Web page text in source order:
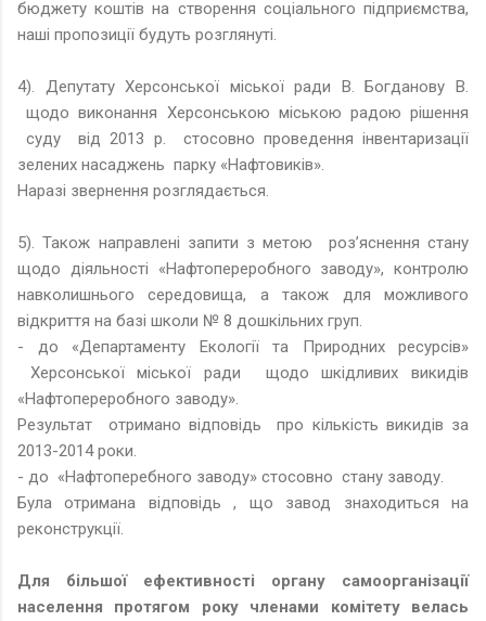
бюджету коштів на створення соціального підприємства,
наші пропозиції будуть розглянуті.
4). Депутату Херсонської міської ради В. Богданову В.
щодо виконання Херсонською міською радою рішення
суду від 2013 р. стосовно проведення інвентаризації
зелених насаджень парку «Нафтовиків».
Наразі звернення розглядається.
5). Також направлені запити з метою роз’яснення стану
щодо діяльності «Нафтопереробного заводу», контролю
навколишнього середовища, а також для можливого
відкриття на базі школи № 8 дошкільних груп.
- до «Департаменту Екології та Природних ресурсів»
Херсонської міської ради щодо шкідливих викидів
«Нафтопереробного заводу».
Результат отримано відповідь про кількість викидів за
2013-2014 роки.
- до «Нафтоперебного заводу» стосовно стану заводу.
Була отримана відповідь , що завод знаходиться на
реконструкції.
Для більшої ефективності органу самоорганізації
населення протягом року членами комітету велась